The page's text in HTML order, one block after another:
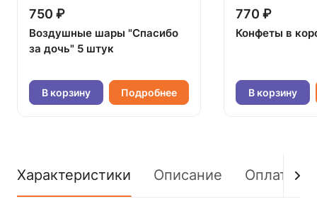
750 ₽
Воздушные шары "Спасибо
за дочь" 5 штук
В корзину Подробнее
770 ₽
Конфеты в
В корзину
Характеристики Описание Оплата